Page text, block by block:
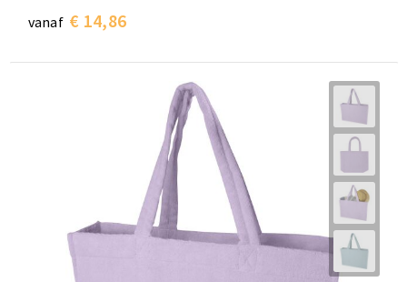
vanaf € 14,86